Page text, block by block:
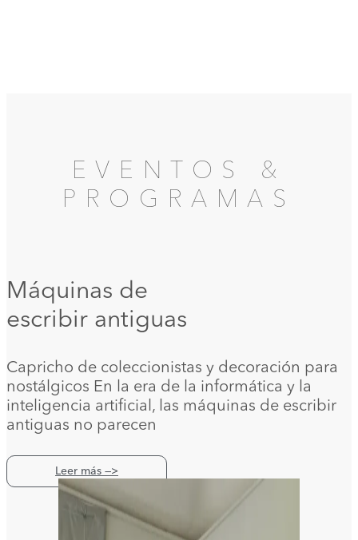
EVENTOS &
PROGRAMAS
Máquinas de
escribir antiguas
Capricho de coleccionistas y decoración para
nostálgicos En la era de la informática y la
inteligencia artificial, las máquinas de escribir
antiguas no parecen
Leer más —>